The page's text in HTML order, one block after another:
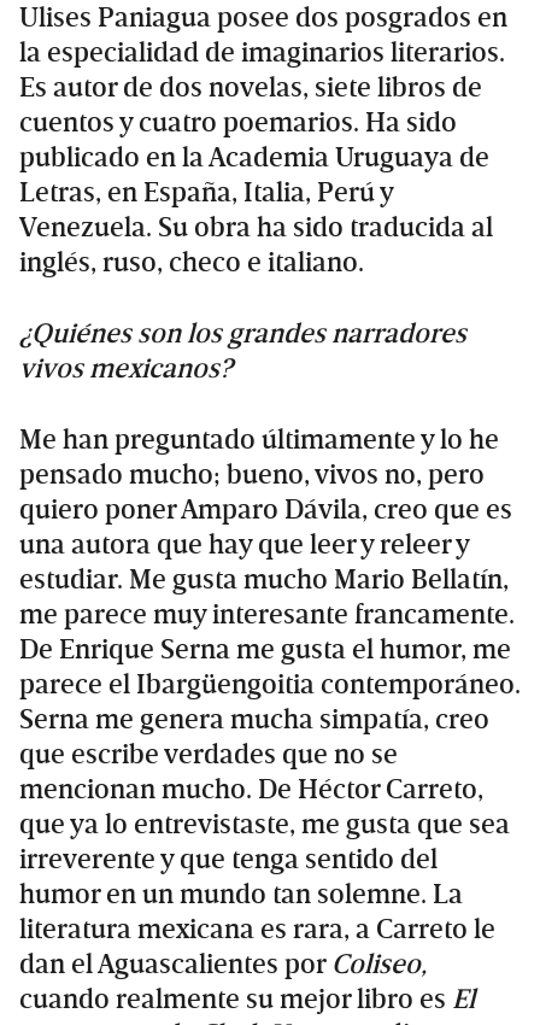
Ulises Paniagua posee dos posgrados en
la especialidad de imaginarios literarios.
Es autor de dos novelas, siete libros de
cuentos y cuatro poemarios. Ha sido
publicado en la Academia Uruguaya de
Letras, en España, Italia, Perú y
Venezuela. Su obra ha sido traducida al
inglés, ruso, checo e italiano.
¿Quiénes son los grandes narradores
vivos mexicanos?
Me han preguntado últimamente y lo he
pensado mucho; bueno, vivos no, pero
quiero poner Amparo Dávila, creo que es
una autora que hay que leer y releer y
estudiar. Me gusta mucho Mario Bellatín,
me parece muy interesante francamente.
De Enrique Serna me gusta el humor, me
parece el Ibargüengoitia contemporáneo.
Serna me genera mucha simpatía, creo
que escribe verdades que no se
mencionan mucho. De Héctor Carreto,
que ya lo entrevistaste, me gusta que sea
irreverente y que tenga sentido del
humor en un mundo tan solemne. La
literatura mexicana es rara, a Carreto le
dan el Aguascalientes por Coliseo,
cuando realmente su mejor libro es El